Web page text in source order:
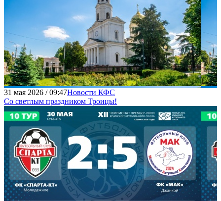
31 мая 2026 / 09:47Новости КФС
Со светлым праздником Троицы!